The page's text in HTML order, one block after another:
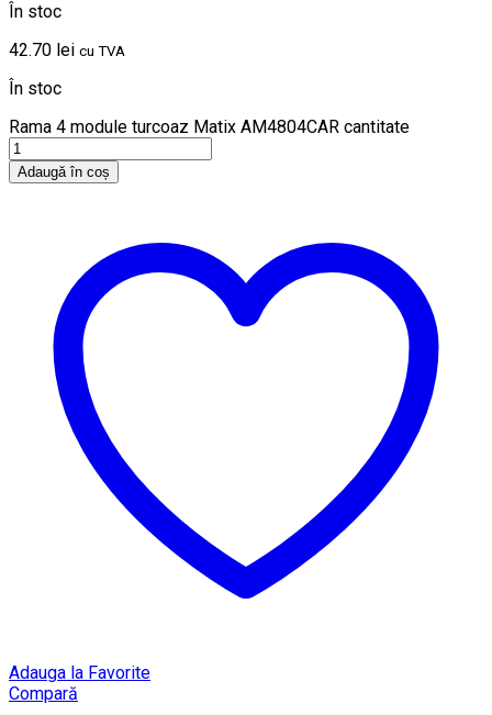
În stoc
42.70 lei cu TVA
În stoc
Rama 4 module turcoaz Matix AM4804CAR cantitate
Adaugă în coș
Adauga la Favorite
Compară